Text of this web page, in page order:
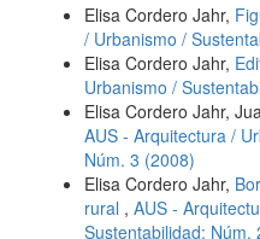
Elisa Cordero Jahr,
/ Urbanismo /
Elisa Cordero Jahr,
Urbanismo /
Elisa Cordero Jahr,
AUS - Arquitectura /
Núm. 3 (2008)
Elisa Cordero Jahr,
rural , AUS -
Sustentabilidad: Núm.